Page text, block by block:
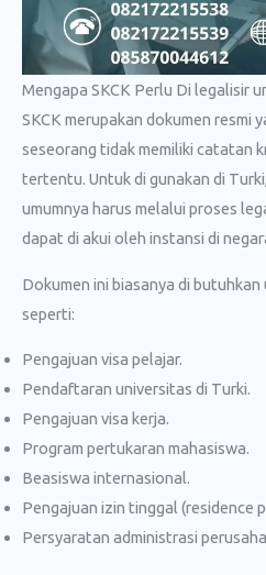
Mengapa SKCK Perlu Di legalisir
SKCK merupakan dokumen resmi
seseorang tidak memiliki catatan
tertentu. Untuk di gunakan di
umumnya harus melalui proses
dapat di akui oleh instansi di
Dokumen ini biasanya di
seperti:
Pengajuan visa pelajar.
Pendaftaran universitas di Turki.
Pengajuan visa kerja.
Program pertukaran mahasiswa.
Beasiswa internasional.
Pengajuan izin tinggal (residence
Persyaratan administrasi